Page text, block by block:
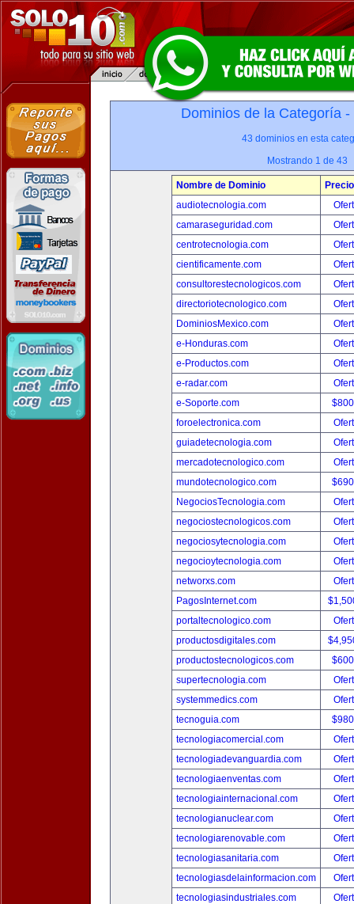
Dominios de la Categoría -
43 dominios en esta
Mostrando 1 de 43
Nombre de Dominio
Precio
audiotecnologia.com
camaraseguridad.com
centrotecnologia.com
cientificamente.com
consultorestecnologicos.com
directoriotecnologico.com
DominiosMexico.com
e-Honduras.com
e-Productos.com
e-radar.com
e-Soporte.com
foroelectronica.com
guiadetecnologia.com
mercadotecnologico.com
mundotecnologico.com
NegociosTecnologia.com
negociostecnologicos.com
negociosytecnologia.com
negocioytecnologia.com
networxs.com
PagosInternet.com
portaltecnologico.com
productosdigitales.com
productostecnologicos.com
supertecnologia.com
systemmedics.com
tecnoguia.com
tecnologiacomercial.com
tecnologiadevanguardia.com
tecnologiaenventas.com
tecnologiainternacional.com
tecnologianuclear.com
tecnologiarenovable.com
tecnologiasanitaria.com
tecnologiasdelainformacion.com
tecnologiasindustriales.com